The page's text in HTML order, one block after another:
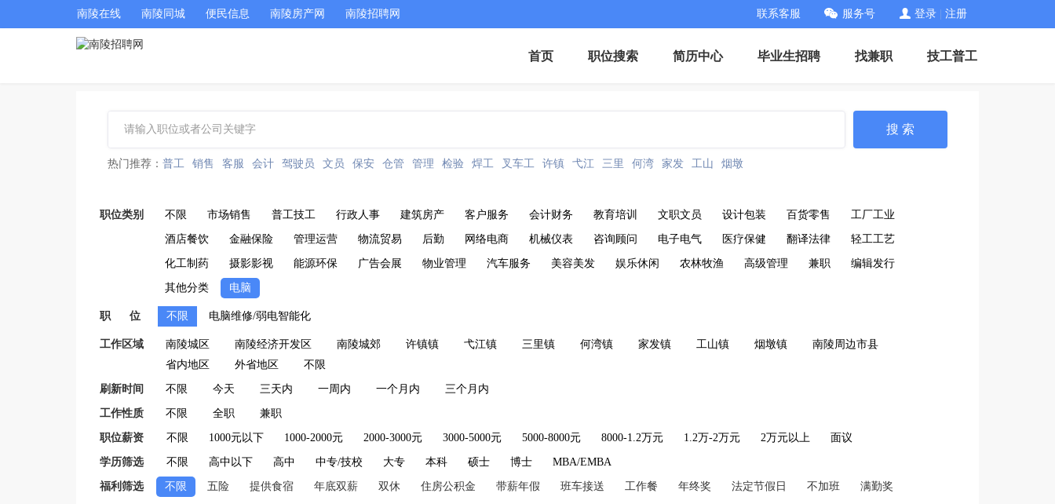
南陵在线 南陵同城 便民信息 南陵房产网 南陵招聘网 联系客服 服务号 登录 注册
首页 职位搜索 简历中心 毕业生招聘 找兼职 技工普工
搜 索
热门推荐： 普工 销售 客服 会计 驾驶员 文员 保安 仓管 管理 检验 焊工 叉车工 许镇 弋江 三里 何湾 家发 工山 烟墩
职位类别 不限 市场销售 普工技工 行政人事 建筑房产 客户服务 会计财务 教育培训 文职文员 设计包装 百货零售 工厂工业
酒店餐饮 金融保险 管理运营 物流贸易 后勤 网络电商 机械仪表 咨询顾问 电子电气 医疗保健 翻译法律 轻工工艺
化工制药 摄影影视 能源环保 广告会展 物业管理 汽车服务 美容美发 娱乐休闲 农林牧渔 高级管理 兼职 编辑发行
其他分类 电脑
职 位 不限 电脑维修/弱电智能化
工作区域 南陵城区 南陵经济开发区 南陵城郊 许镇镇 弋江镇 三里镇 何湾镇 家发镇 工山镇 烟墩镇
南陵周边市县
省内地区
外省地区 不限
刷新时间 不限 今天 三天内 一周内 一个月内 三个月内
工作性质 不限 全职 兼职
职位薪资 不限 1000元以下 1000-2000元 2000-3000元 3000-5000元 5000-8000元 8000-1.2万元 1.2万-2万元 2万元以上 面议
学历筛选 不限 高中以下 高中 中专/技校 大专 本科 硕士 博士 MBA/EMBA
福利筛选 不限 五险 提供食宿 年底双薪 双休 住房公积金 带薪年假 班车接送 工作餐 年终奖 法定节假日 不加班 满勤奖